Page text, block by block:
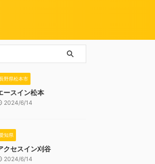
野県松本市
ースイン松本
2024/6/14
知県
クセスイン刈谷
2024/6/14